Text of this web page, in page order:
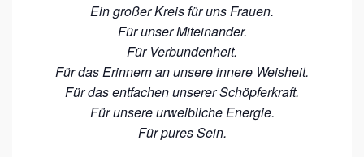
Ein großer Kreis für uns Frauen.
Für unser Miteinander.
Für Verbundenheit.
Für das Erinnern an unsere innere Weisheit.
Für das entfachen unserer Schöpferkraft.
Für unsere urweibliche Energie.
Für pures Sein.